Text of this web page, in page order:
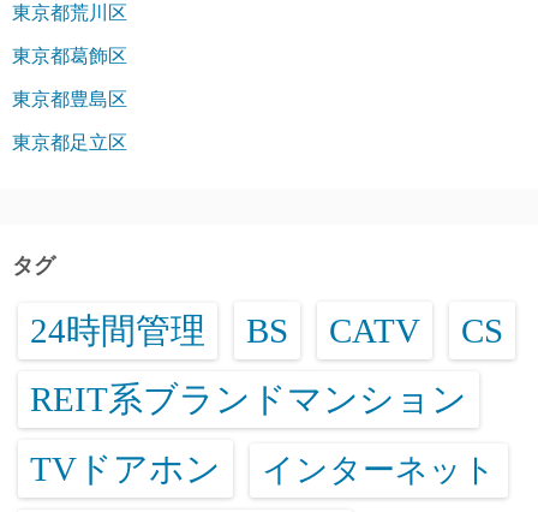
東京都荒川区
東京都葛飾区
東京都豊島区
東京都足立区
タグ
24時間管理 BS CATV CS
REIT系ブランドマンション
TVドアホン インターネット